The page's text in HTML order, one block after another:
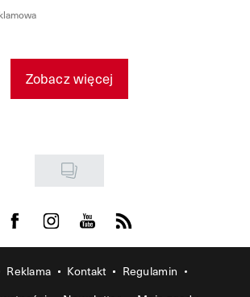
Zobacz więcej
Visit us on Facebook
Visit us on Instagram
Visit us on Youtube
Visit us on Rss
Reklama Kontakt
Regulamin